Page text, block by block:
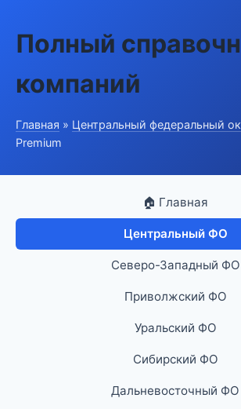
Полный
компаний
Главная » Центральный федеральный
Premium
🏠 Главная
Центральный ФО
Северо-Западный ФО
Приволжский ФО
Уральский ФО
Сибирский ФО
Дальневосточный ФО